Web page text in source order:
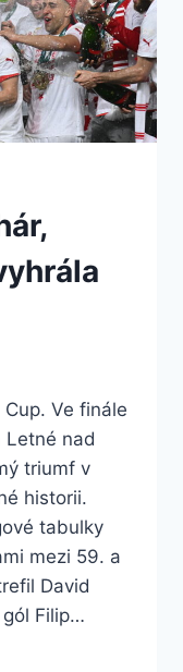
Ve finále
Letné nad
triumf v
historii.
tabulky
mezi 59. a
David
Filip…